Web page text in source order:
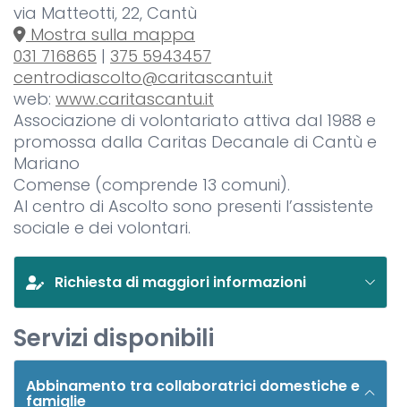
via Matteotti, 22, Cantù
Mostra sulla mappa
031 716865 | 375 5943457
centrodiascolto@caritascantu.it
web: www.caritascantu.it
Associazione di volontariato attiva dal 1988 e
promossa dalla Caritas Decanale di Cantù e
Mariano
Comense (comprende 13 comuni).
Al centro di Ascolto sono presenti l’assistente
sociale e dei volontari.
Richiesta di maggiori informazioni
Servizi disponibili
Abbinamento tra collaboratrici domestiche e
famiglie